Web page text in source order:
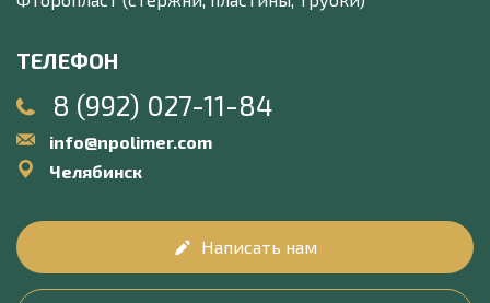
ТЕЛЕФОН
8 (992) 027-11-84
info@npolimer.com
Челябинск
Написать нам